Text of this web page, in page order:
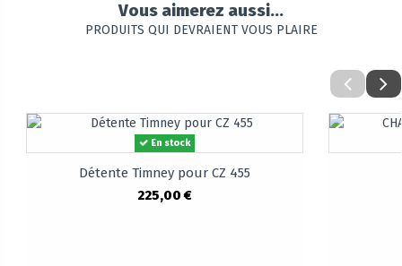
Vous aimerez aussi...
PRODUITS QUI DEVRAIENT VOUS PLAIRE
En stock
Détente Timney pour CZ 455
225,00 €